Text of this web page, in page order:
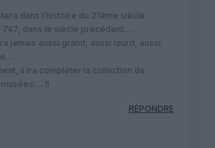
dans l’histoire du 21éme siècle
747, dans le siècle précédent….
jamais aussi grand, aussi lourd, aussi
il ira compléter la collection de
RÉPONDRE